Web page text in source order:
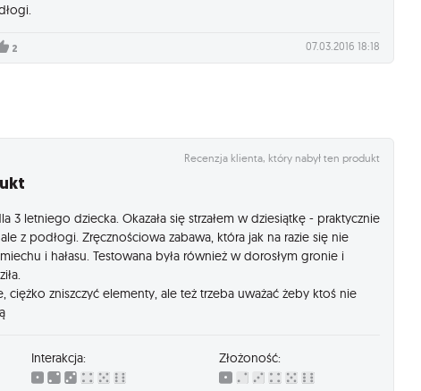
2 07.03.2016 18:18
Recenzja klienta, który nabył ten produkt
3 letniego dziecka. Okazała się strzałem w dziesiątkę - praktycznie
z podłogi. Zręcznościowa zabawa, która jak na razie się nie
i hałasu. Testowana była również w dorosłym gronie i
ciężko zniszczyć elementy, ale też trzeba uważać żeby ktoś nie
Interakcja: Złożoność: